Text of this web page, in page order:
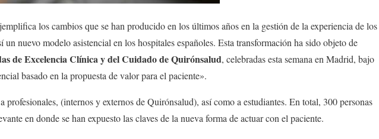
los cambios que se han producido en los últimos años en la gestión de la experiencia de los
un nuevo modelo asistencial en los hospitales españoles. Esta transformación ha sido objeto de
de Excelencia Clínica y del Cuidado de Quirónsalud, celebradas esta semana en Madrid, bajo
basado en la propuesta de valor para el paciente».
profesionales, (internos y externos de Quirónsalud), así como a estudiantes. En total, 300 personas
en donde se han expuesto las claves de la nueva forma de actuar con el paciente.